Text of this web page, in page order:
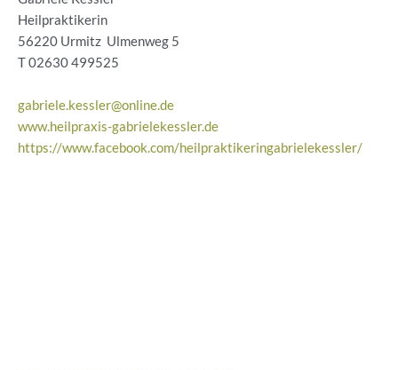
Heilpraktikerin
56220 Urmitz Ulmenweg 5
T 02630 499525
gabriele.kessler@online.de
www.heilpraxis-gabrielekessler.de
https://www.facebook.com/heilpraktikeringabrielekessler/